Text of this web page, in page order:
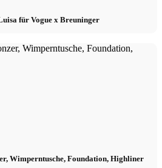
für Vogue x Breuninger
Wimperntusche, Foundation, Highliner